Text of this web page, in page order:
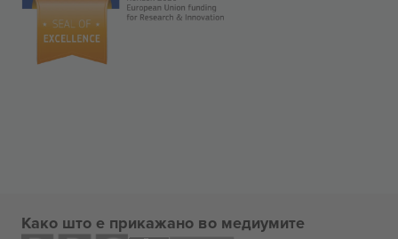
Како што е прикажано во медиумите